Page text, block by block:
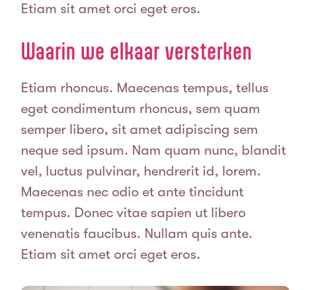
Etiam sit amet orci eget eros.
Waarin we elkaar versterken
Etiam rhoncus. Maecenas tempus, tellus
eget condimentum rhoncus, sem quam
semper libero, sit amet adipiscing sem
neque sed ipsum. Nam quam nunc, blandit
vel, luctus pulvinar, hendrerit id, lorem.
Maecenas nec odio et ante tincidunt
tempus. Donec vitae sapien ut libero
venenatis faucibus. Nullam quis ante.
Etiam sit amet orci eget eros.